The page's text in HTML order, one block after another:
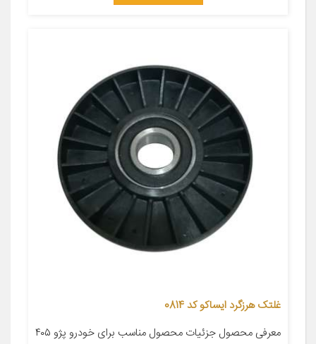
غلتک هرزگرد ایساکو کد 0814
معرفی محصول جزئیات محصول مناسب برای خودرو پژو ۴۰۵